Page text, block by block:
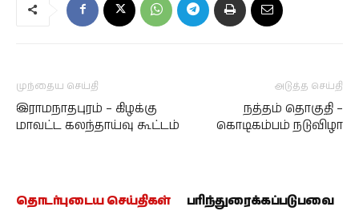
முந்தைய செய்தி
இராமநாதபுரம் – கிழக்கு
மாவட்ட கலந்தாய்வு கூட்டம்
அடுத்த செய்தி
நத்தம் தொகுதி –
கொடிகம்பம் நடுவிழா
தொடர்புடைய செய்திகள் பரிந்துரைக்கப்படுபவை